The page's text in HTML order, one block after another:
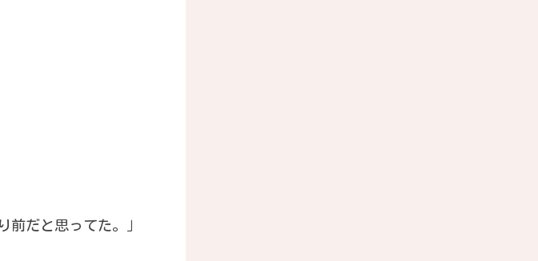
前だと思ってた。」